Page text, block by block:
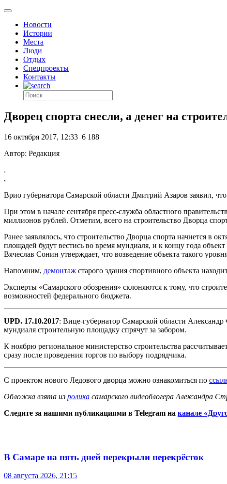
Новости
Истории
Места
Люди
Отдых
Спецпроекты
Контакты
Дворец спорта снесли, а денег на
16 октября 2017, 12:33 6 188
Автор: Редакция
.
,
Врио губернатора Самарской области Дмитрий Азаров заявил,
При этом в начале сентября пресс-служба областного
миллионов рублей. Отметим, всего на строительство Дворца
Ранее заявлялось, что строительство Дворца спорта начнется в
площадей будут вестись во время мундиаля, и к концу года
Вячеслав Сонин утверждает, что возведение объекта такого
Напомним, демонтаж старого здания спортивного объекта
Эксперты «Самарского обозрения» склоняются к тому, что
возможностей федерального бюджета.
UPD. 17.10.2017: Вице-губернатор Самарской области Александр
мундиаля строительную площадку спрячут за забором.
К ноябрю региональное министерство строительства
сразу после проведения торгов по выбору подрядчика.
С проектом нового Ледового дворца можно ознакомиться по
Обложка взята из ролика самарского видеоблогера Александра
Следите за нашими публикациями в Telegram на канале
В Самаре на пять дней перекрыли перекрёсток
08 августа 2026, 21:15